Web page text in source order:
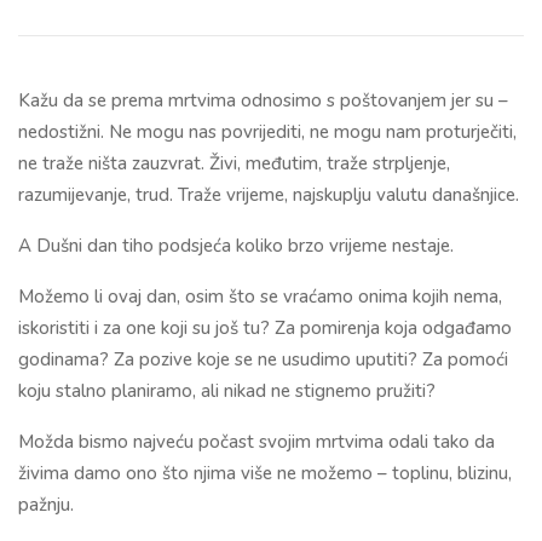
Kažu da se prema mrtvima odnosimo s poštovanjem jer su –
nedostižni. Ne mogu nas povrijediti, ne mogu nam proturječiti,
ne traže ništa zauzvrat. Živi, međutim, traže strpljenje,
razumijevanje, trud. Traže vrijeme, najskuplju valutu današnjice.
A Dušni dan tiho podsjeća koliko brzo vrijeme nestaje.
Možemo li ovaj dan, osim što se vraćamo onima kojih nema,
iskoristiti i za one koji su još tu? Za pomirenja koja odgađamo
godinama? Za pozive koje se ne usudimo uputiti? Za pomoći
koju stalno planiramo, ali nikad ne stignemo pružiti?
Možda bismo najveću počast svojim mrtvima odali tako da
živima damo ono što njima više ne možemo – toplinu, blizinu,
pažnju.